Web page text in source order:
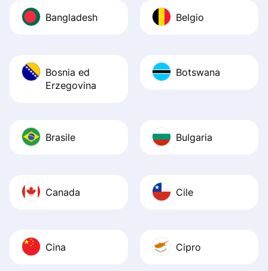
Bangladesh Belgio
Bosnia ed
Erzegovina
Botswana
Brasile Bulgaria
Canada Cile
Cina Cipro